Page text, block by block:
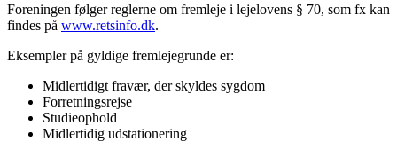
Foreningen følger reglerne om fremleje i lejelovens § 70, som fx kan
findes på www.retsinfo.dk.
Eksempler på gyldige fremlejegrunde er:
Midlertidigt fravær, der skyldes sygdom
Forretningsrejse
Studieophold
Midlertidig udstationering